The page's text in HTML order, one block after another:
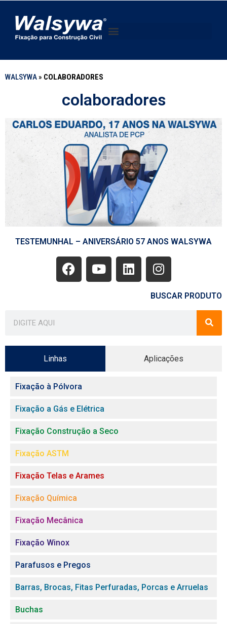
WALSYWA» COLABORADORES
colaboradores
TESTEMUNHAL – ANIVERSÁRIO 57 ANOS WALSYWA
BUSCAR PRODUTO
Linhas Aplicações
Fixação à Pólvora
Fixação a Gás e Elétrica
Fixação Construção a Seco
Fixação ASTM
Fixação Telas e Arames
Fixação Química
Fixação Mecânica
Fixação Winox
Parafusos e Pregos
Barras, Brocas, Fitas Perfuradas, Porcas e Arruelas
Buchas